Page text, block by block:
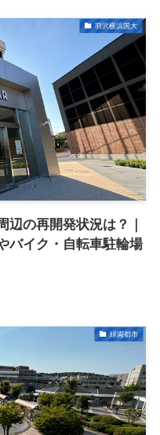
羽沢横浜国大
辺の再開発状況は？｜
バイク・自転車駐輪場
緑園都市